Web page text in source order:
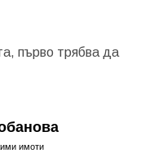
първо трябва да
имоти